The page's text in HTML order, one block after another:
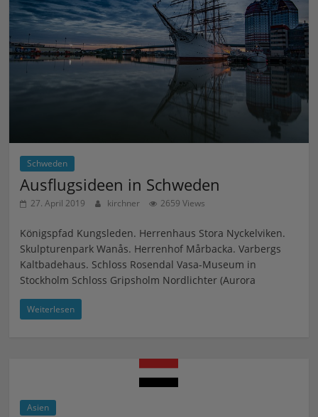
Schweden
Ausflugsideen in Schweden
27. April 2019 kirchner 2659 Views
Königspfad Kungsleden. Herrenhaus Stora Nyckelviken.
Skulpturenpark Wanås. Herrenhof Mårbacka. Varbergs
Kaltbadehaus. Schloss Rosendal Vasa-Museum in
Stockholm Schloss Gripsholm Nordlichter (Aurora
Weiterlesen
Asien